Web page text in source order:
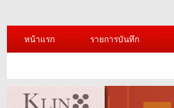
หน้าแรก รายการบันทึก